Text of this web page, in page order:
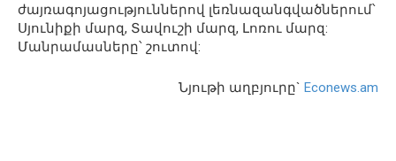
ժայռագոյացություններով լեռնազանգվածներում՝
Սյունիքի մարզ, Տավուշի մարզ, Լոռու մարզ:
Մանրամասները՝ շուտով:
Նյութի աղբյուրը` Econews.am